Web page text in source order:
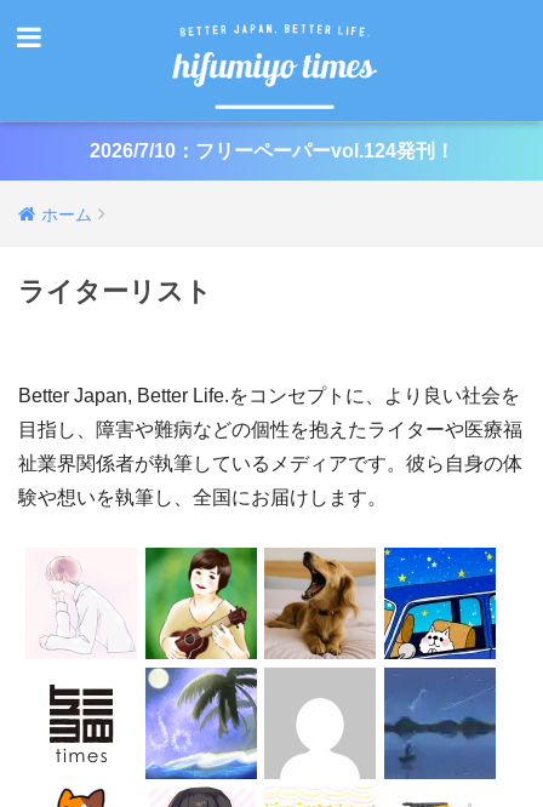
2026/7/10：フリーペーパーvol.124発刊！
ホーム
ライターリスト
Better Japan, Better Life.をコンセプトに、より良い社会を
目指し、障害や難病などの個性を抱えたライターや医療福
祉業界関係者が執筆しているメディアです。彼ら自身の体
験や想いを執筆し、全国にお届けします。